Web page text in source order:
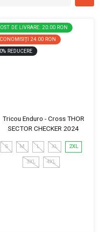
DE LIVRARE: 20.00 RON
24.00 RON
% REDUCERE
Tricou Enduro - Cross THOR
SECTOR CHECKER 2024
S M L XL 2XL
3XL 4XL